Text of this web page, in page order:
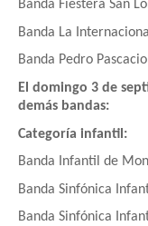
Banda Fiestera San
Banda La
Banda Pedro
El domingo 3 de
demás bandas:
Categoría infantil:
Banda Infantil de
Banda Sinfónica
Banda Sinfónica